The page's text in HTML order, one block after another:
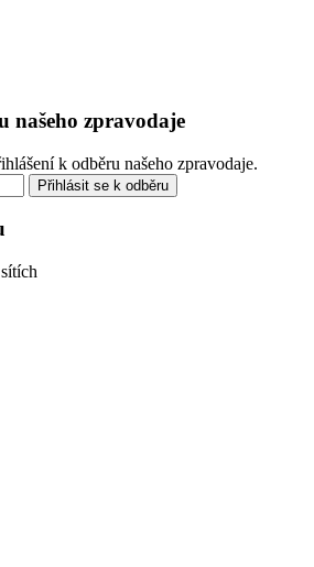
našeho zpravodaje
k odběru našeho zpravodaje.
Přihlásit se k odběru